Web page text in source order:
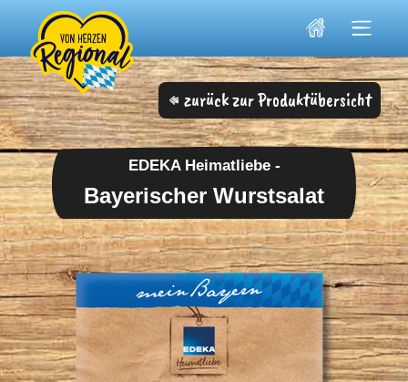
content
zurück zur Produktübersicht
EDEKA Heimatliebe -
Bayerischer Wurstsalat